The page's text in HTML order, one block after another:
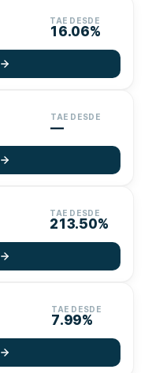
TAE DESDE
16.06%
TAE DESDE
—
TAE DESDE
213.50%
TAE DESDE
7.99%